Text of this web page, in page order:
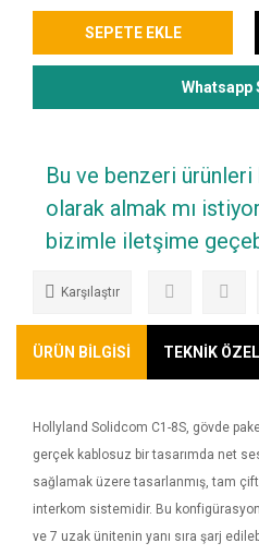
SEPETE EKLE
Whatsapp
Bu ve benzeri
olarak almak mı
bizimle iletşime
Karşılaştır
ÜRÜN BİLGİSİ TEKNİK
Hollyland Solidcom C1-8S, gövde
gerçek kablosuz bir tasarımda net
sağlamak üzere tasarlanmış, tam
interkom sistemidir. Bu
ve 7 uzak ünitenin yanı sıra şarj